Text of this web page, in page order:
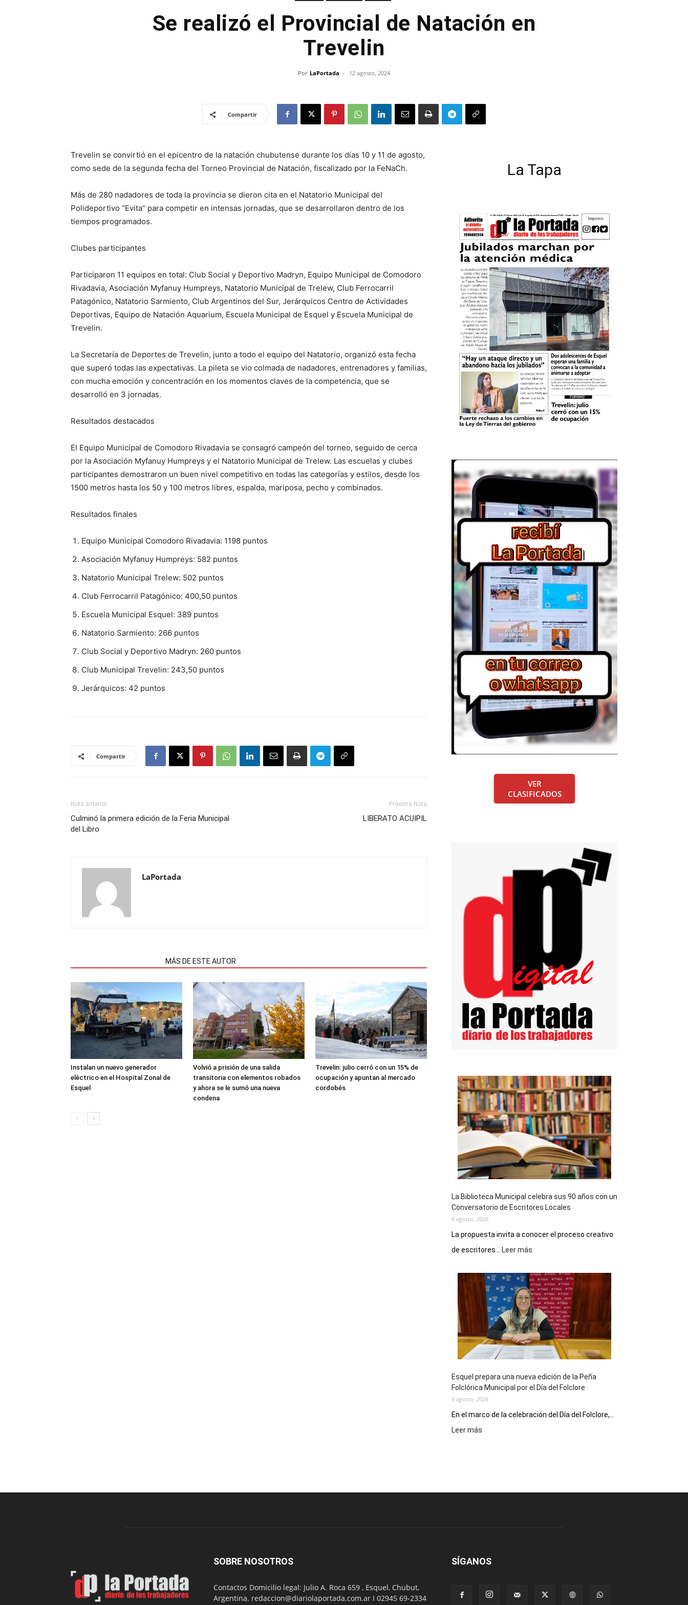
Se realizó el Provincial de Natación en
Trevelin
Por LaPortada - 12 agosto, 2024
Compartir
Trevelin se convirtió en el epicentro de la natación chubutense durante los días 10 y 11 de agosto,
como sede de la segunda fecha del Torneo Provincial de Natación, fiscalizado por la FeNaCh.
Más de 280 nadadores de toda la provincia se dieron cita en el Natatorio Municipal del
Polideportivo “Evita” para competir en intensas jornadas, que se desarrollaron dentro de los
tiempos programados.
Clubes participantes
Participaron 11 equipos en total: Club Social y Deportivo Madryn, Equipo Municipal de Comodoro
Rivadavia, Asociación Myfanuy Humpreys, Natatorio Municipal de Trelew, Club Ferrocarril
Patagónico, Natatorio Sarmiento, Club Argentinos del Sur, Jerárquicos Centro de Actividades
Deportivas, Equipo de Natación Aquarium, Escuela Municipal de Esquel y Escuela Municipal de
Trevelin.
La Secretaría de Deportes de Trevelin, junto a todo el equipo del Natatorio, organizó esta fecha
que superó todas las expectativas. La pileta se vio colmada de nadadores, entrenadores y familias,
con mucha emoción y concentración en los momentos claves de la competencia, que se
desarrolló en 3 jornadas.
Resultados destacados
El Equipo Municipal de Comodoro Rivadavia se consagró campeón del torneo, seguido de cerca
por la Asociación Myfanuy Humpreys y el Natatorio Municipal de Trelew. Las escuelas y clubes
participantes demostraron un buen nivel competitivo en todas las categorías y estilos, desde los
1500 metros hasta los 50 y 100 metros libres, espalda, mariposa, pecho y combinados.
Resultados finales
Equipo Municipal Comodoro Rivadavia: 1198 puntos
Asociación Myfanuy Humpreys: 582 puntos
Natatorio Municipal Trelew: 502 puntos
Club Ferrocarril Patagónico: 400,50 puntos
Escuela Municipal Esquel: 389 puntos
Natatorio Sarmiento: 266 puntos
Club Social y Deportivo Madryn: 260 puntos
Club Municipal Trevelin: 243,50 puntos
Jerárquicos: 42 puntos
Compartir
Nota anterior
Culminó la primera edición de la Feria Municipal
del Libro
Próxima Nota
LIBERATO ACUIPIL
LaPortada
MÁS DE ESTE AUTOR
Instalan un nuevo generador
eléctrico en el Hospital Zonal de
Esquel
Volvió a prisión de una salida
transitoria con elementos robados
y ahora se le sumó una nueva
condena
Trevelin: julio cerró con un 15% de
ocupación y apuntan al mercado
cordobés
La Tapa
VER
CLASIFICADOS
La Biblioteca Municipal celebra sus 90 años con un
Conversatorio de Escritores Locales
6 agosto, 2026
La propuesta invita a conocer el proceso creativo
de escritores...
Leer más
Municipal
celebra
sus
90
años
con
un
Conversatorio
Escritores
Locales
Esquel prepara una nueva edición de la Peña
Folclórica Municipal por el Día del Folclore
6 agosto, 2026
En el marco de la celebración del Día del Folclore,...
Leer más
de
el
Folclore
SOBRE NOSOTROS
Contactos Domicilio legal: Julio A. Roca 659 , Esquel, Chubut,
Argentina. redaccion@diariolaportada.com.ar I 02945 69-2334
SÍGANOS